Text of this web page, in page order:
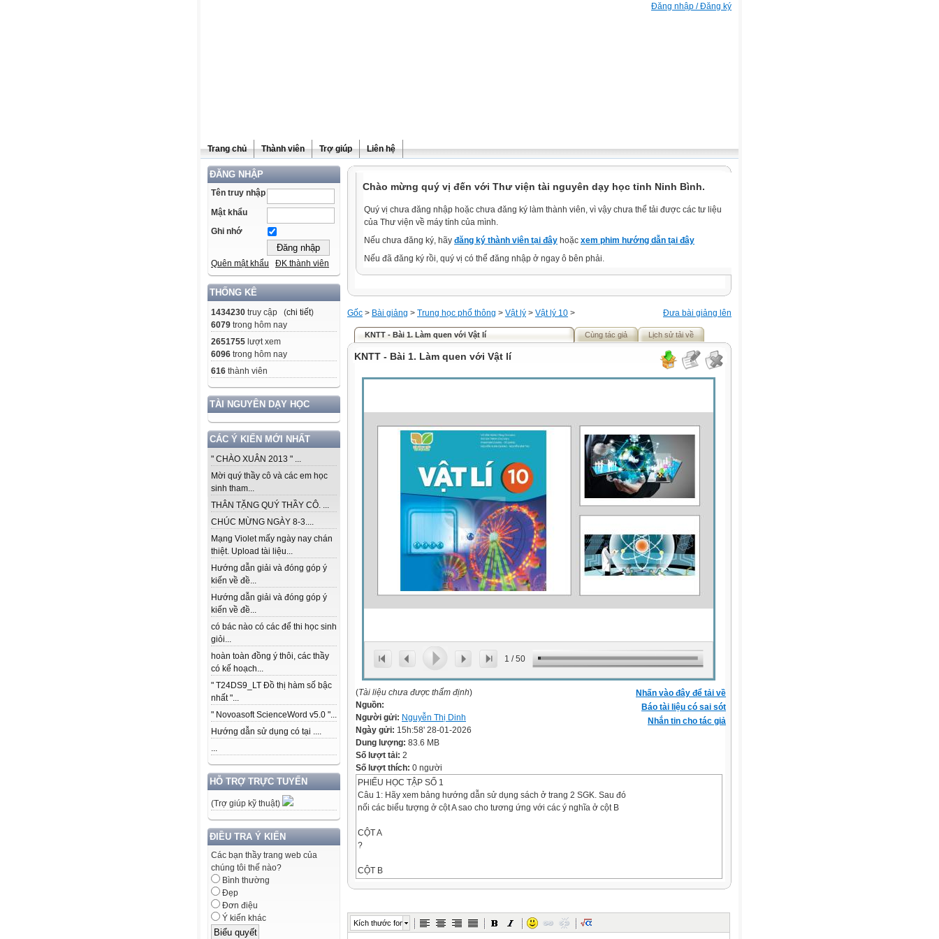
Đăng nhập / Đăng ký
Trang chủ Thành viên Trợ giúp Liên hệ
ĐĂNG NHẬP
Tên truy nhập
Mật khẩu
Ghi nhớ
Quên mật khẩu ĐK thành viên
THỐNG KÊ
1434230 truy cập (chi tiết)
6079 trong hôm nay
2651755 lượt xem
6096 trong hôm nay
616 thành viên
TÀI NGUYÊN DẠY HỌC
CÁC Ý KIẾN MỚI NHẤT
" CHÀO XUÂN 2013 " ...
Mời quý thầy cô và các em học
sinh tham...
THÂN TẶNG QUÝ THẦY CÔ. ...
CHÚC MỪNG NGÀY 8-3....
Mạng Violet mấy ngày nay chán
thiệt. Upload tài liệu...
Hướng dẫn giải và đóng góp ý
kiến về đề...
Hướng dẫn giải và đóng góp ý
kiến về đề...
có bác nào có các để thi học sinh
giỏi...
hoàn toàn đồng ý thôi, các thầy
có kế hoạch...
" T24DS9_LT Đồ thị hàm số bậc
nhất "...
" Novoasoft ScienceWord v5.0 "...
Hướng dẫn sử dụng có tại ....
...
HỖ TRỢ TRỰC TUYẾN
(Trợ giúp kỹ thuật)
ĐIỀU TRA Ý KIẾN
Các bạn thầy trang web của
chúng tôi thế nào?
Bình thường
Đẹp
Đơn điệu
Ý kiến khác
Chào mừng quý vị đến với Thư viện tài nguyên dạy học tỉnh Ninh Bình.
Quý vị chưa đăng nhập hoặc chưa đăng ký làm thành viên, vì vậy chưa thể tải được các tư liệu
của Thư viện về máy tính của mình.
Nếu chưa đăng ký, hãy đăng ký thành viên tại đây hoặc xem phim hướng dẫn tại đây
Nếu đã đăng ký rồi, quý vị có thể đăng nhập ở ngay ô bên phải.
Đưa bài giảng lên
Gốc > Bài giảng > Trung học phổ thông > Vật lý > Vật lý 10 >
KNTT - Bài 1. Làm quen với Vật lí Cùng tác giả Lịch sử tải về
KNTT - Bài 1. Làm quen với Vật lí
1 /50
Nhấn vào đây để tải về
Báo tài liệu có sai sót
Nhắn tin cho tác giả
(Tài liệu chưa được thẩm định)
Nguồn:
Người gửi: Nguyễn Thị Dinh
Ngày gửi: 15h:58' 28-01-2026
Dung lượng: 83.6 MB
Số lượt tải: 2
Số lượt thích: 0 người
PHIẾU HỌC TẬP SỐ 1
Câu 1: Hãy xem bảng hướng dẫn sử dụng sách ở trang 2 SGK. Sau đó
nối các biểu tượng ở cột A sao cho tương ứng với các ý nghĩa ở cột B
CỘT A
?
CỘT B
Những điều cần lưu ý
Kích thước font